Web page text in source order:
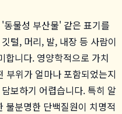
물성 부산물' 같은 표기를
털, 머리, 발, 내장 등 사람이
합니다. 영양학적으로 가치
부위가 얼마나 포함되었는지
보하기 어렵습니다. 특히 알
불분명한 단백질원이 치명적